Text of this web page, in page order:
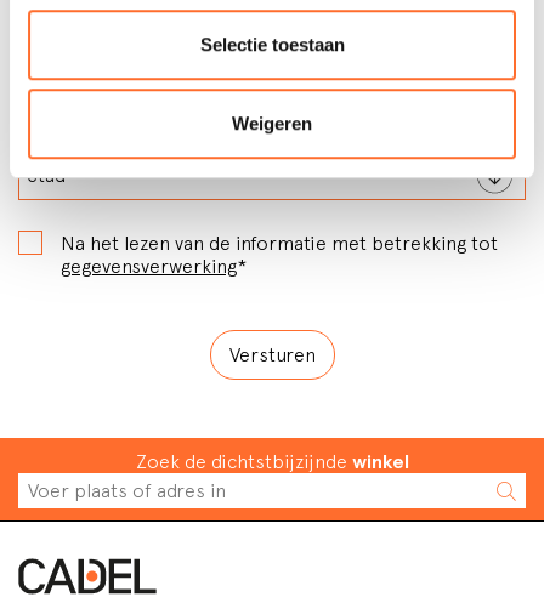
Selectie toestaan
Weigeren
Na het lezen van de informatie met betrekking tot
gegevensverwerking*
Zoek de dichtstbijzijnde winkel